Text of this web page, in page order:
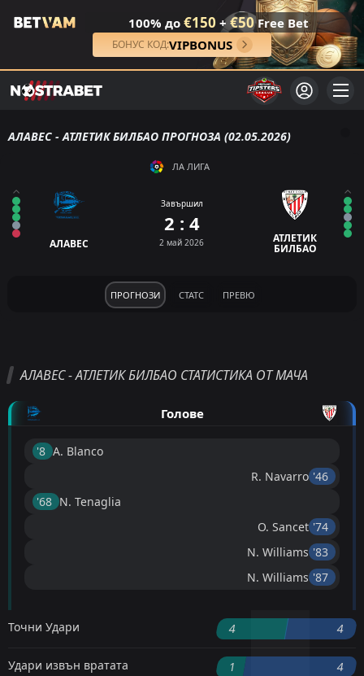
100% до €150 + €50Free Bet
БОНУС КОД:VIPBONUS
АЛАВЕС - АТЛЕТИК БИЛБАО ПРОГНОЗА (02.05.2026)
ЛА ЛИГА
АЛАВЕС
Завършил
2 : 4
2 май 2026 АТЛЕТИК
БИЛБАО
ПРОГНОЗИ СТАТС ПРЕВЮ
АЛАВЕС - АТЛЕТИК БИЛБАО СТАТИСТИКА ОТ МАЧА
Голове
'8 ︎ A. Blanco
R. Navarro '46 ︎
'68 ︎ N. Tenaglia
O. Sancet '74 ︎
N. Williams '83 ︎
N. Williams '87 ︎
Точни Удари 4 4
Удари извън вратата 1 4